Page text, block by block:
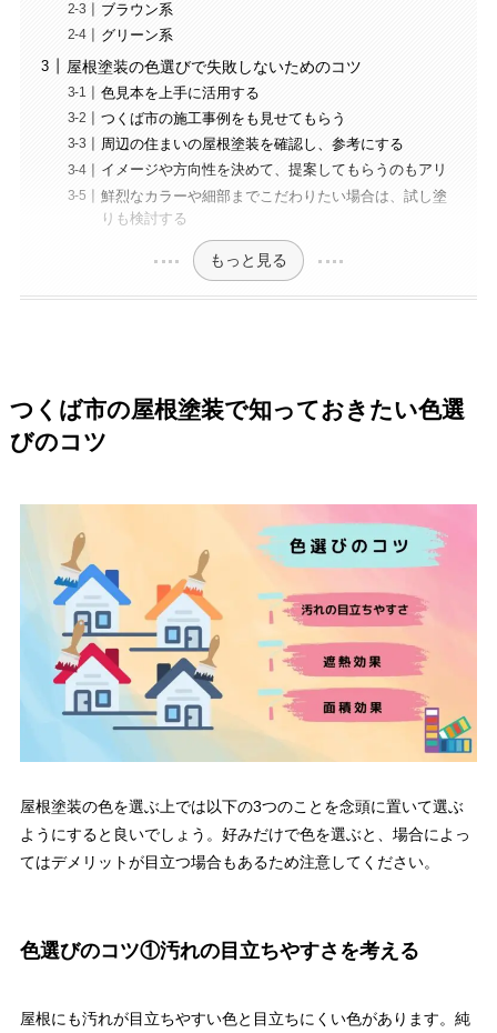
ブラウン系
グリーン系
屋根塗装の色選びで失敗しないためのコツ
色見本を上手に活用する
つくば市の施工事例をも見せてもらう
周辺の住まいの屋根塗装を確認し、参考にする
イメージや方向性を決めて、提案してもらうのもアリ
鮮烈なカラーや細部までこだわりたい場合は、試し塗
りも検討する
もっと見る
つくば市の屋根塗装で知っておきたい色選
びのコツ
屋根塗装の色を選ぶ上では以下の3つのことを念頭に置いて選ぶ
ようにすると良いでしょう。好みだけで色を選ぶと、場合によっ
てはデメリットが目立つ場合もあるため注意してください。
色選びのコツ①汚れの目立ちやすさを考える
屋根にも汚れが目立ちやすい色と目立ちにくい色があります。純